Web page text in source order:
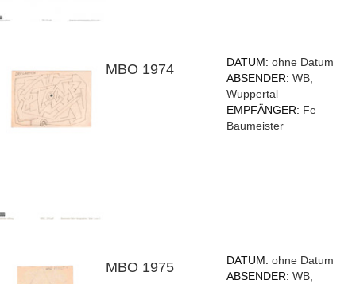
MBO 1974 DATUM:ohne Datum
ABSENDER:WB,
Wuppertal
EMPFÄNGER: Fe
Baumeister
MBO 1975 DATUM:ohne Datum
ABSENDER:WB,